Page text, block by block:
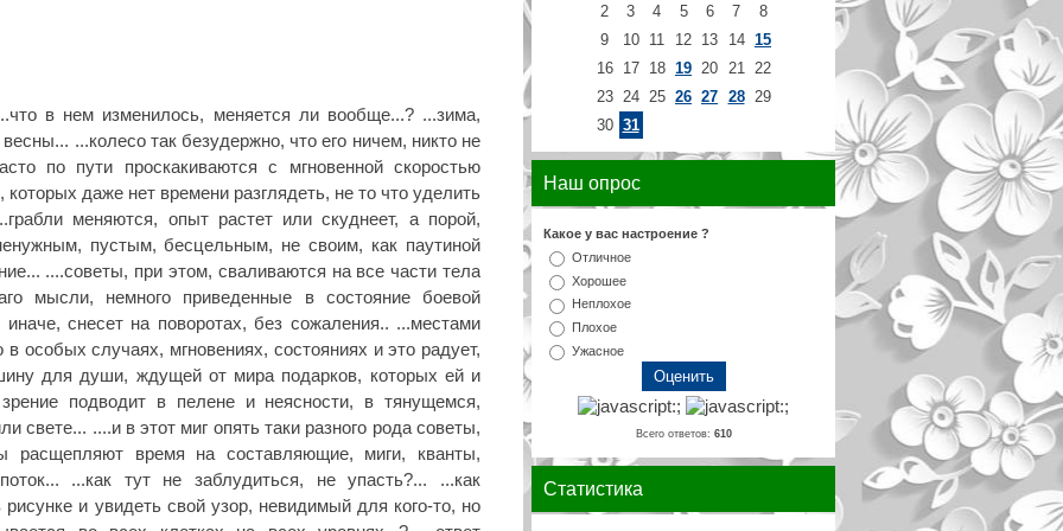
в нем изменилось, меняется ли вообще...? ...зима,
...колесо так безудержно, что его ничем, никто не
по пути проскакиваются с мгновенной скоростью
которых даже нет времени разглядеть, не то что уделить
меняются, опыт растет или скуднеет, а порой,
пустым, бесцельным, не своим, как паутиной
....советы, при этом, сваливаются на все части тела
мысли, немного приведенные в состояние боевой
снесет на поворотах, без сожаления.. ...местами
случаях, мгновениях, состояниях и это радует,
для души, ждущей от мира подарков, которых ей и
подводит в пелене и неясности, в тянущемся,
свете... ....и в этот миг опять таки разного рода советы,
расщепляют время на составляющие, миги, кванты,
...как тут не заблудиться, не упасть?... ...как
и увидеть свой узор, невидимый для кого-то, но
2 3 4 5 6 7
8
9
10 11 12 13 14 15
16
17 18 19 20 21 22
23 24 25 26 27 28 29
30 31
Наш опрос
Какое у вас настроение ?
Отличное
Хорошее
Неплохое
Плохое
Ужасное
Всего ответов: 610
Статистика